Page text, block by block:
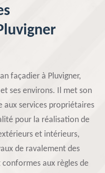
façadier à Pluvigner,
ses environs. Il met son
aux services propriétaires
pour la réalisation de
et intérieurs,
de ravalement des
aux règles de